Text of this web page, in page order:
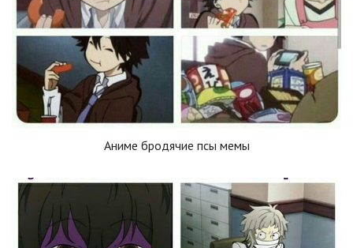
Аниме бродячие псы мемы